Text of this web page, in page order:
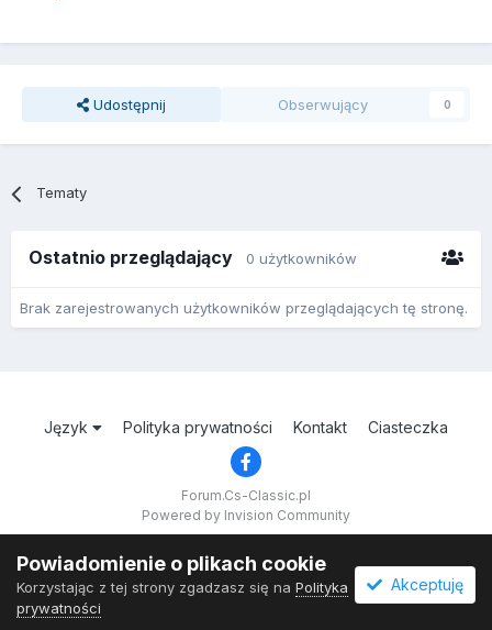
Udostępnij Obserwujący 0
Tematy
Ostatnio przeglądający 0 użytkowników
Brak zarejestrowanych użytkowników przeglądających tę stronę.
Język Polityka prywatności Kontakt Ciasteczka
Forum.Cs-Classic.pl
Powered by Invision Community
Powiadomienie o plikach cookie
Korzystając z tej strony zgadzasz się na Polityka
prywatności
Akceptuję